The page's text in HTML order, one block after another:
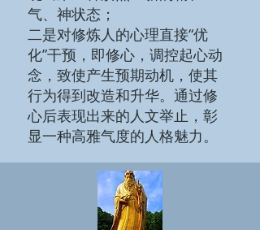
气、神状态；
二是对修炼人的心理直接“优
化”干预，即修心，调控起心动
念，致使产生预期动机，使其
行为得到改造和升华。通过修
心后表现出来的人文举止，彰
显一种高雅气度的人格魅力。